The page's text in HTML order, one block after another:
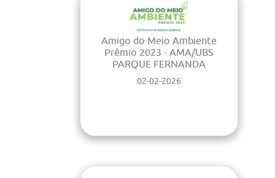
Amigo do Meio Ambiente
Prêmio 2023 - AMA/UBS
PARQUE FERNANDA
02-02-2026